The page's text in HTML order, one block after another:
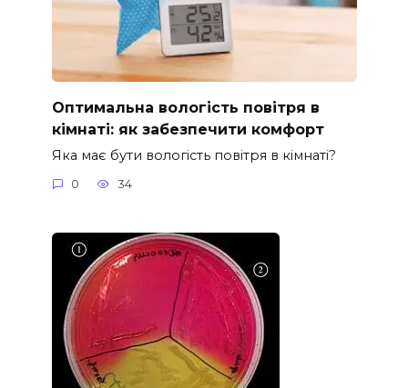
Оптимальна вологість повітря в
кімнаті: як забезпечити комфорт
Яка має бути вологість повітря в кімнаті?
0 34